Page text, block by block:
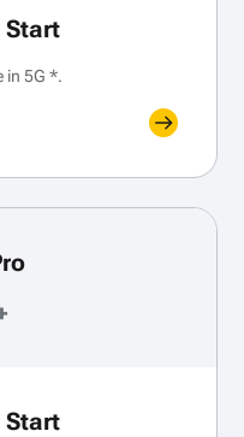
Start
in 5G *.
Start